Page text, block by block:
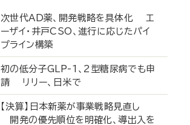
次世代AD薬、開発戦略を具体化 エ
ーザイ・井戸CSO、進行に応じたパイ
プライン構築
初の低分子GLP-1、2型糖尿病でも申
請 リリー、日米で
【決算】日本新薬が事業戦略見直し
開発の優先順位を明確化、導出入を